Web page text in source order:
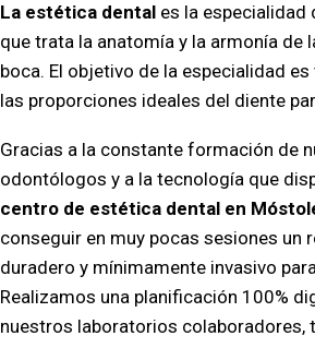
La estética dental es la
que trata la anatomía y la armonía de
boca. El objetivo de la especialidad
las proporciones ideales del diente
Gracias a la constante formación de
odontólogos y a la tecnología que
centro de estética dental en
conseguir en muy pocas sesiones un
duradero y mínimamente invasivo
Realizamos una planificación 100%
nuestros laboratorios colaboradores,